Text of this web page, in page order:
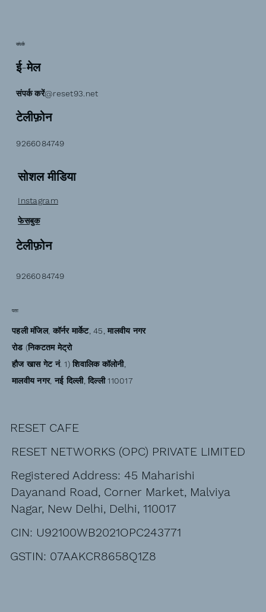
ई-मेल
संपर्क करें@reset93.net
टेलीफ़ोन
9266084749
संपर्क
सोशल मीडिया
Instagram
फेसबुक
टेलीफ़ोन
9266084749
पता
पहली मंजिल, कॉर्नर मार्केट, 45, मालवीय नगर
रोड (निकटतम मेट्रो
हौज खास गेट नं. 1) शिवालिक कॉलोनी,
मालवीय नगर, नई दिल्ली, दिल्ली 110017
RESET CAFE
RESET NETWORKS (OPC) PRIVATE LIMITED
Registered Address: 45 Maharishi
Dayanand Road, Corner Market, Malviya
Nagar, New Delhi, Delhi, 110017
CIN: U92100WB2021OPC243771
GSTIN: 07AAKCR8658Q1Z8